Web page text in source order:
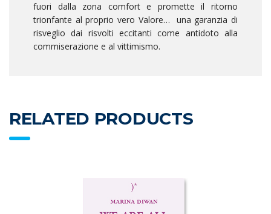
fuori dalla zona comfort e promette il ritorno
trionfante al proprio vero Valore… una garanzia di
risveglio dai risvolti eccitanti come antidoto alla
commiserazione e al vittimismo.
RELATED PRODUCTS